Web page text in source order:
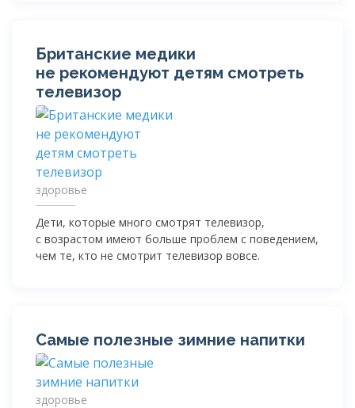
Британские медики
не рекомендуют детям смотреть
телевизор
здоровье
Дети, которые много смотрят телевизор,
с возрастом имеют больше проблем с поведением,
чем те, кто не смотрит телевизор вовсе.
Самые полезные зимние напитки
здоровье